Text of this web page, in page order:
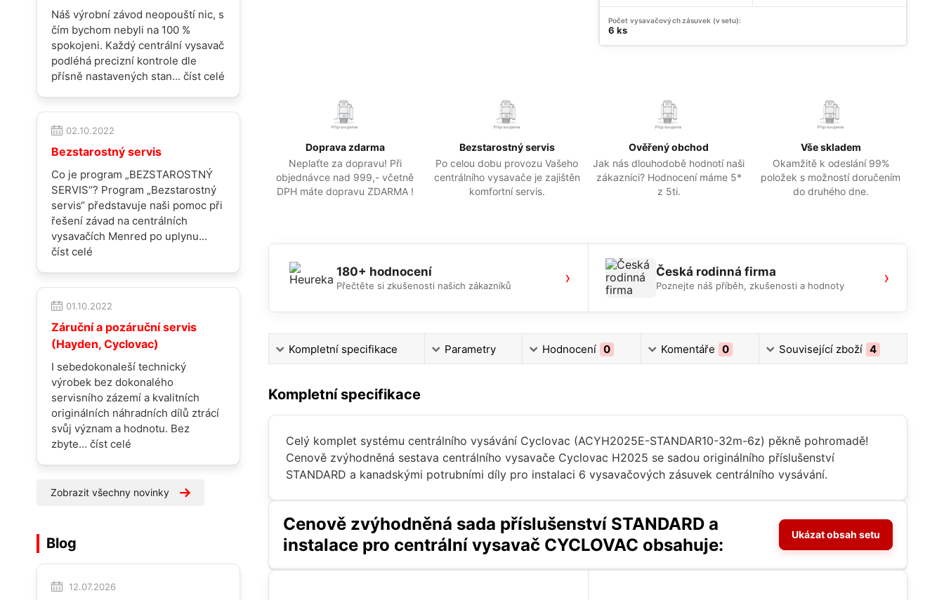
Náš výrobní závod neopouští nic, s
čím bychom nebyli na 100 %
spokojeni. Každý centrální vysavač
podléhá precizní kontrole dle
přísně nastavených stan... číst celé
02.10.2022
Bezstarostný servis
Co je program „BEZSTAROSTNÝ
SERVIS“? Program „Bezstarostný
servis“ představuje naši pomoc při
řešení závad na centrálních
vysavačích Menred po uplynu...
číst celé
01.10.2022
Záruční a pozáruční servis
(Hayden, Cyclovac)
I sebedokonaleší technický
výrobek bez dokonalého
servisního zázemí a kvalitních
originálních náhradních dílů ztrácí
svůj význam a hodnotu. Bez
zbyte... číst celé
Zobrazit všechny novinky
Blog
12.07.2026
Počet vysavačových zásuvek (v setu):
6 ks
Doprava zdarma
Neplaťte za dopravu! Při
objednávce nad 999,- včetně
DPH máte dopravu ZDARMA !
Bezstarostný servis
Po celou dobu provozu Vašeho
centrálního vysavače je zajištěn
komfortní servis.
Ověřený obchod
Jak nás dlouhodobě hodnotí naši
zákazníci? Hodnocení máme 5*
z 5ti.
Vše skladem
Okamžitě k odeslání 99%
položek s možností doručením
do druhého dne.
180+ hodnocení
Přečtěte si zkušenosti našich zákazníků › Česká rodinná firma
Poznejte náš příběh, zkušenosti a hodnoty ›
Kompletní specifikace Parametry Hodnocení 0 Komentáře 0 Související zboží 4
Kompletní specifikace
Celý komplet systému centrálního vysávání Cyclovac (ACYH2025E-STANDAR10-32m-6z) pěkně pohromadě!
Cenově zvýhodněná sestava centrálního vysavače Cyclovac H2025 se sadou originálního příslušenství
STANDARD a kanadskými potrubními díly pro instalaci 6 vysavačových zásuvek centrálního vysávání.
Cenově zvýhodněná sada příslušenství STANDARD a
instalace pro centrální vysavač CYCLOVAC obsahuje:
Ukázat obsah setu